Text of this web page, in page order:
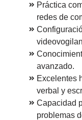
Práctica
redes de
avanzado.
Excelentes
verbal y
Capacidad
problemas